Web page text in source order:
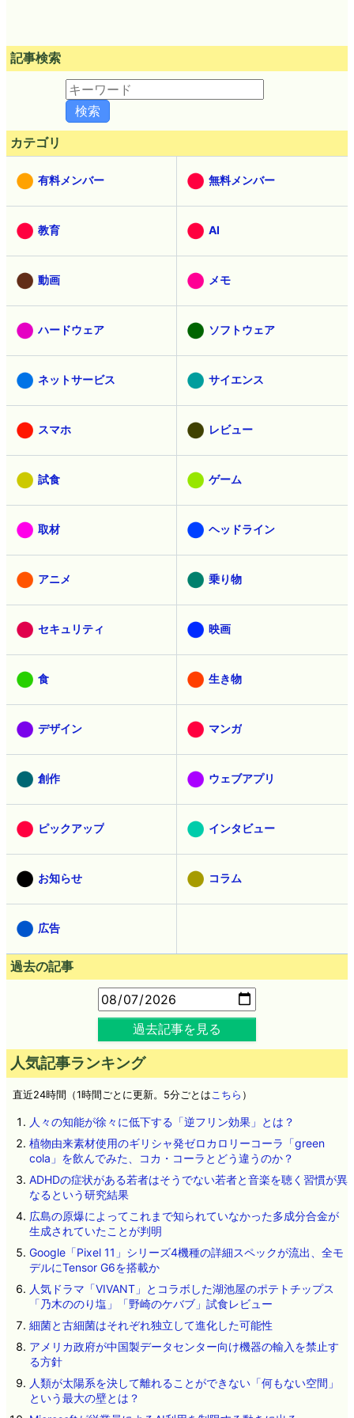
記事検索
カテゴリ
有料メンバー 無料メンバー
教育 AI
動画 メモ
ハードウェア ソフトウェア
ネットサービス サイエンス
スマホ レビュー
試食 ゲーム
取材 ヘッドライン
アニメ 乗り物
セキュリティ 映画
食 生き物
デザイン マンガ
創作 ウェブアプリ
ピックアップ インタビュー
お知らせ コラム
広告
過去の記事
過去記事を見る
人気記事ランキング
直近24時間（1時間ごとに更新。5分ごとは こちら ）
人々の知能が徐々に低下する「逆フリン効果」とは？
植物由来素材使用のギリシャ発ゼロカロリーコーラ「green
cola」を飲んでみた、コカ・コーラとどう違うのか？
ADHDの症状がある若者はそうでない若者と音楽を聴く習慣が異
なるという研究結果
広島の原爆によってこれまで知られていなかった多成分合金が
生成されていたことが判明
Google「Pixel 11」シリーズ4機種の詳細スペックが流出、全モ
デルにTensor G6を搭載か
人気ドラマ「VIVANT」とコラボした湖池屋のポテトチップス
「乃木ののり塩」「野崎のケバブ」試食レビュー
細菌と古細菌はそれぞれ独立して進化した可能性
アメリカ政府が中国製データセンター向け機器の輸入を禁止す
る方針
人類が太陽系を決して離れることができない「何もない空間」
という最大の壁とは？